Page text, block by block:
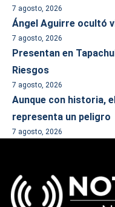
7 agosto, 2026
Ángel Aguirre ocultó
7 agosto, 2026
Presentan en
Riesgos
7 agosto, 2026
Aunque con historia,
representa un peligro
7 agosto, 2026